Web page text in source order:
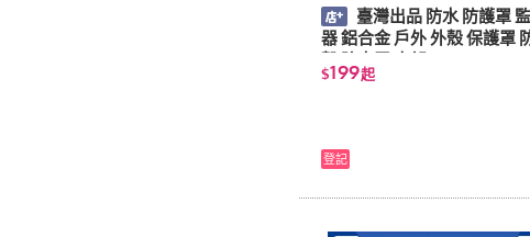
臺灣出品 防水 防護罩
器 鋁合金 戶外 外殼 保護罩
殼 防水罩 支架
$199起
登記